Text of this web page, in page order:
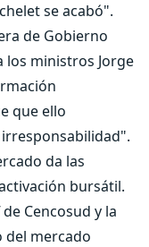
se acabó".
de Gobierno
los ministros Jorge
que ello
da las
bursátil.
Cencosud y la
del mercado